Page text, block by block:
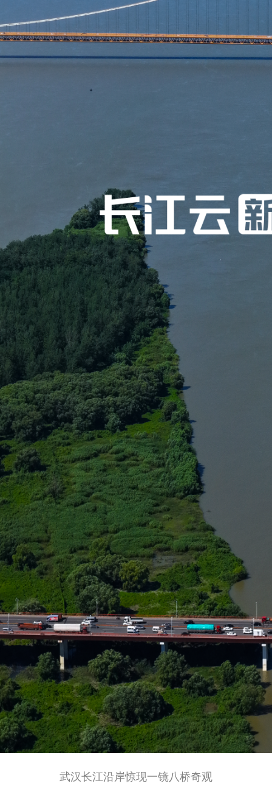
武汉长江沿岸惊现一镜八桥奇观